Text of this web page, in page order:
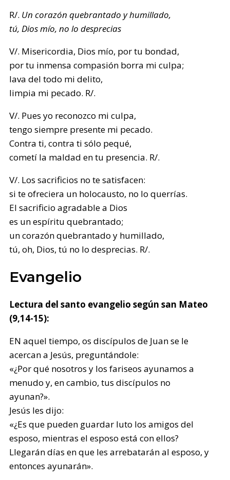
R/. Un corazón quebrantado y humillado,
tú, Dios mío, no lo desprecias
V/. Misericordia, Dios mío, por tu bondad,
por tu inmensa compasión borra mi culpa;
lava del todo mi delito,
limpia mi pecado. R/.
V/. Pues yo reconozco mi culpa,
tengo siempre presente mi pecado.
Contra ti, contra ti sólo pequé,
cometí la maldad en tu presencia. R/.
V/. Los sacrificios no te satisfacen:
si te ofreciera un holocausto, no lo querrías.
El sacrificio agradable a Dios
es un espíritu quebrantado;
un corazón quebrantado y humillado,
tú, oh, Dios, tú no lo desprecias. R/.
Evangelio
Lectura del santo evangelio según san Mateo
(9,14-15):
EN aquel tiempo, os discípulos de Juan se le
acercan a Jesús, preguntándole:
«¿Por qué nosotros y los fariseos ayunamos a
menudo y, en cambio, tus discípulos no
ayunan?».
Jesús les dijo:
«¿Es que pueden guardar luto los amigos del
esposo, mientras el esposo está con ellos?
Llegarán días en que les arrebatarán al esposo, y
entonces ayunarán».